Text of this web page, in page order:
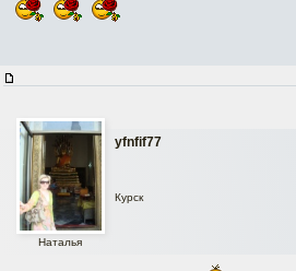
yfnfif77
Наталья
Курск